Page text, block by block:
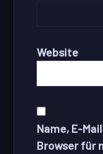
Website
Name, E-
Browser für